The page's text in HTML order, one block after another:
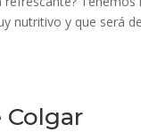
nutritivo y que será
Colgar